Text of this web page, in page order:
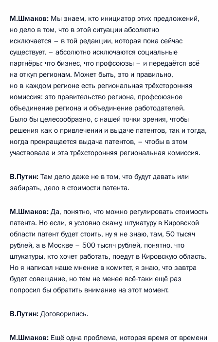
М.Шмаков: Мы знаем, кто инициатор этих предложений,
но дело в том, что в этой ситуации абсолютно
исключается – в той редакции, которая пока сейчас
существует, – абсолютно исключаются социальные
партнёры: что бизнес, что профсоюзы – и передаётся всё
на откуп регионам. Может быть, это и правильно,
но в каждом регионе есть региональная трёхсторонняя
комиссия: это правительство региона, профсоюзное
объединение региона и объединение работодателей.
Было бы целесообразно, с нашей точки зрения, чтобы
решения как о привлечении и выдаче патентов, так и тогда,
когда прекращается выдача патентов, – чтобы в этом
участвовала и эта трёхсторонняя региональная комиссия.
В.Путин: Там дело даже не в том, что будут давать или
забирать, дело в стоимости патента.
М.Шмаков: Да, понятно, что можно регулировать стоимость
патента. Но если, я условно скажу, штукатуру в Кировской
области патент будет стоить, ну я не знаю, там, 50 тысяч
рублей, а в Москве – 500 тысяч рублей, понятно, что
штукатуры, кто хочет работать, поедут в Кировскую область.
Но я написал наше мнение в комитет, я знаю, что завтра
будет совещание, но тем не менее всё‑таки ещё раз
попросил бы обратить внимание на этот момент.
В.Путин: Договорились.
М.Шмаков: Ещё одна проблема, которая время от времени